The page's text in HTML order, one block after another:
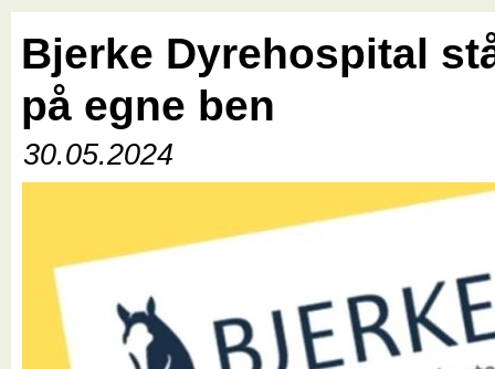
Bjerke Dyrehospital
på egne ben
30.05.2024